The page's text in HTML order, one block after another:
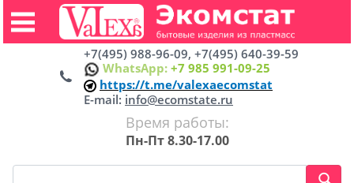
+7(495) 988-96-09, +7(495) 640-39-59
WhatsApp: +7 985 991-09-25
https://t.me/valexaecomstat
E-mail: info@ecomstate.ru
Время работы:
Пн-Пт 8.30-17.00